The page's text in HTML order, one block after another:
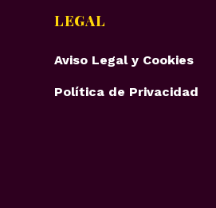
LEGAL
Aviso Legal y Cookies
Política de Privacidad